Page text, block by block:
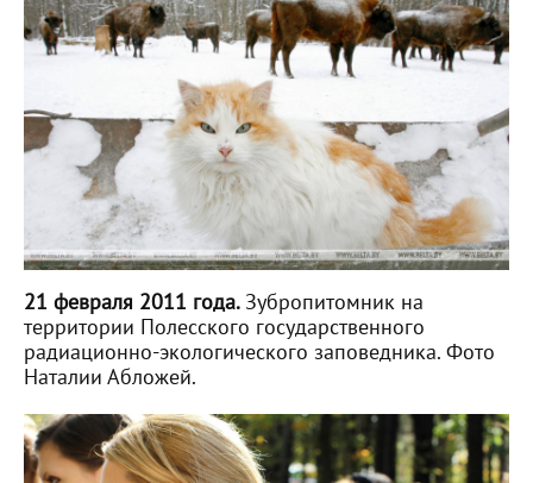
21 февраля 2011 года. Зубропитомник на
территории Полесского государственного
радиационно-экологического заповедника. Фото
Наталии Абложей.